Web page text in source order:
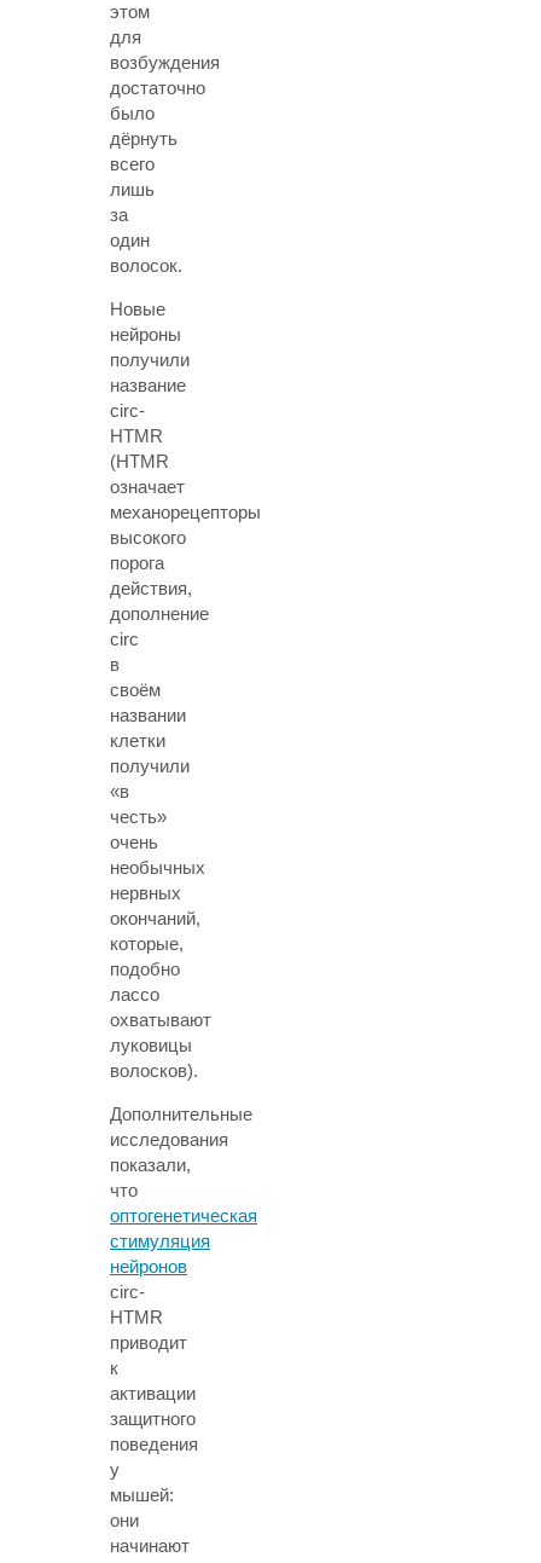
этом
для
возбуждения
достаточно
было
дёрнуть
всего
лишь
за
один
волосок.
Новые
нейроны
получили
название
circ-
HTMR
(HTMR
означает
механорецепторы
высокого
порога
действия,
дополнение
circ
в
своём
названии
клетки
получили
«в
честь»
очень
необычных
нервных
окончаний,
которые,
подобно
лассо
охватывают
луковицы
волосков).
Дополнительные
исследования
показали,
что
оптогенетическая
стимуляция
нейронов
circ-
HTMR
приводит
к
активации
защитного
поведения
у
мышей:
они
начинают